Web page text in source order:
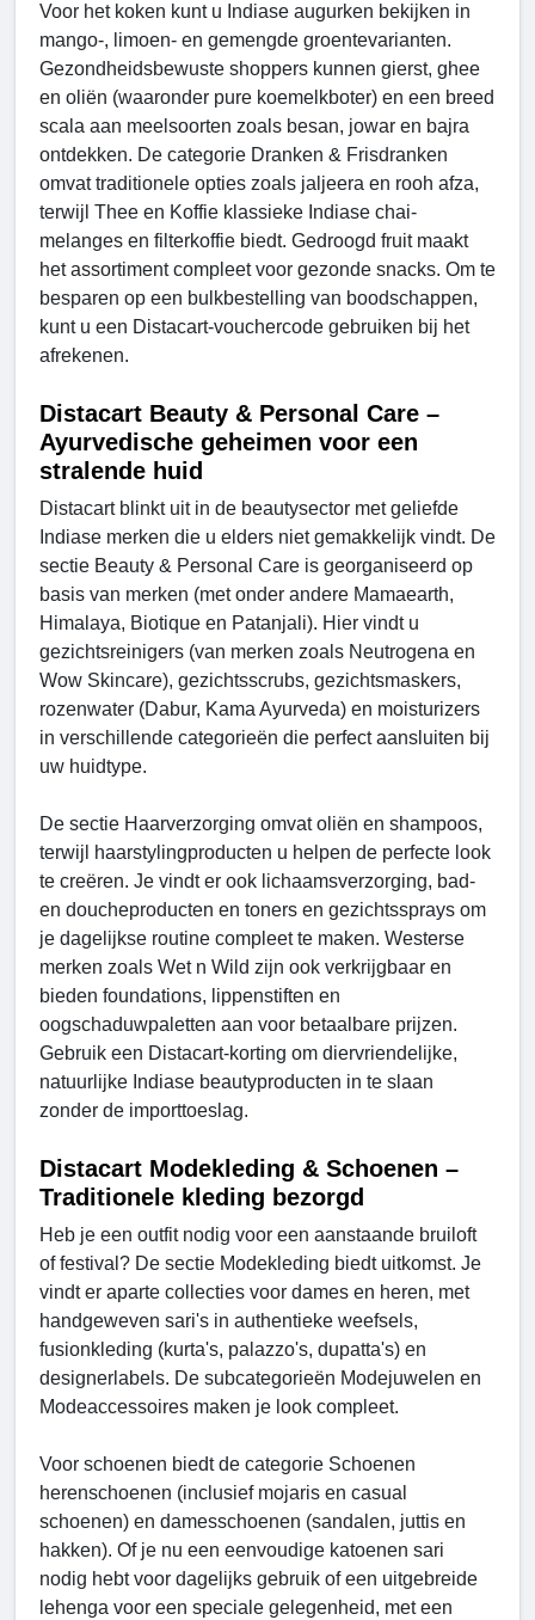
Voor het koken kunt u Indiase augurken bekijken in
mango-, limoen- en gemengde groentevarianten.
Gezondheidsbewuste shoppers kunnen gierst, ghee
en oliën (waaronder pure koemelkboter) en een breed
scala aan meelsoorten zoals besan, jowar en bajra
ontdekken. De categorie Dranken & Frisdranken
omvat traditionele opties zoals jaljeera en rooh afza,
terwijl Thee en Koffie klassieke Indiase chai-
melanges en filterkoffie biedt. Gedroogd fruit maakt
het assortiment compleet voor gezonde snacks. Om te
besparen op een bulkbestelling van boodschappen,
kunt u een Distacart-vouchercode gebruiken bij het
afrekenen.
Distacart Beauty & Personal Care –
Ayurvedische geheimen voor een
stralende huid
Distacart blinkt uit in de beautysector met geliefde
Indiase merken die u elders niet gemakkelijk vindt. De
sectie Beauty & Personal Care is georganiseerd op
basis van merken (met onder andere Mamaearth,
Himalaya, Biotique en Patanjali). Hier vindt u
gezichtsreinigers (van merken zoals Neutrogena en
Wow Skincare), gezichtsscrubs, gezichtsmaskers,
rozenwater (Dabur, Kama Ayurveda) en moisturizers
in verschillende categorieën die perfect aansluiten bij
uw huidtype.
De sectie Haarverzorging omvat oliën en shampoos,
terwijl haarstylingproducten u helpen de perfecte look
te creëren. Je vindt er ook lichaamsverzorging, bad-
en doucheproducten en toners en gezichtssprays om
je dagelijkse routine compleet te maken. Westerse
merken zoals Wet n Wild zijn ook verkrijgbaar en
bieden foundations, lippenstiften en
oogschaduwpaletten aan voor betaalbare prijzen.
Gebruik een Distacart-korting om diervriendelijke,
natuurlijke Indiase beautyproducten in te slaan
zonder de importtoeslag.
Distacart Modekleding & Schoenen –
Traditionele kleding bezorgd
Heb je een outfit nodig voor een aanstaande bruiloft
of festival? De sectie Modekleding biedt uitkomst. Je
vindt er aparte collecties voor dames en heren, met
handgeweven sari's in authentieke weefsels,
fusionkleding (kurta's, palazzo's, dupatta's) en
designerlabels. De subcategorieën Modejuwelen en
Modeaccessoires maken je look compleet.
Voor schoenen biedt de categorie Schoenen
herenschoenen (inclusief mojaris en casual
schoenen) en damesschoenen (sandalen, juttis en
hakken). Of je nu een eenvoudige katoenen sari
nodig hebt voor dagelijks gebruik of een uitgebreide
lehenga voor een speciale gelegenheid, met een